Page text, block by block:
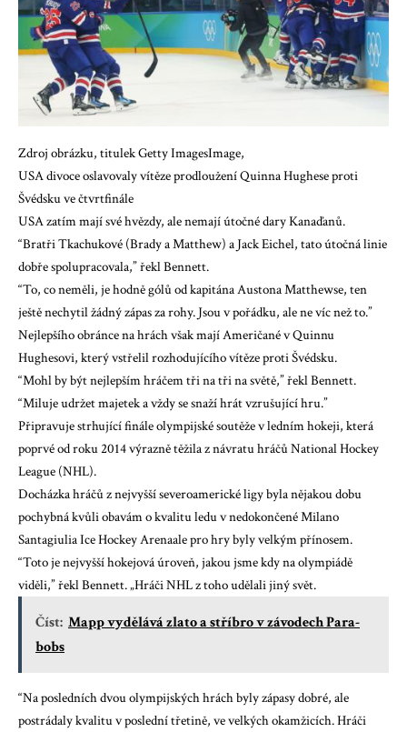
Zdroj obrázku, titulek Getty ImagesImage,
USA divoce oslavovaly vítěze prodloužení Quinna Hughese proti
Švédsku ve čtvrtfinále
USA zatím mají své hvězdy, ale nemají útočné dary Kanaďanů.
“Bratři Tkachukové (Brady a Matthew) a Jack Eichel, tato útočná linie
dobře spolupracovala,” řekl Bennett.
“To, co neměli, je hodně gólů od kapitána Austona Matthewse, ten
ještě nechytil žádný zápas za rohy. Jsou v pořádku, ale ne víc než to.”
Nejlepšího obránce na hrách však mají Američané v Quinnu
Hughesovi, který vstřelil rozhodujícího vítěze proti Švédsku.
“Mohl by být nejlepším hráčem tři na tři na světě,” řekl Bennett.
“Miluje udržet majetek a vždy se snaží hrát vzrušující hru.”
Připravuje strhující finále olympijské soutěže v ledním hokeji, která
poprvé od roku 2014 výrazně těžila z návratu hráčů National Hockey
League (NHL).
Docházka hráčů z nejvyšší severoamerické ligy byla nějakou dobu
pochybná kvůli obavám o kvalitu leduv nedokončené Milano
Santagiulia Ice Hockey Arenaale pro hry byly velkým přínosem.
“Toto je nejvyšší hokejová úroveň, jakou jsme kdy na olympiádě
viděli,” řekl Bennett. „Hráči NHL z toho udělali jiný svět.
Číst: Mapp vydělává zlato a stříbro v závodech Para-
bobs
“Na posledních dvou olympijských hrách byly zápasy dobré, ale
postrádaly kvalitu v poslední třetině, ve velkých okamžicích. Hráči